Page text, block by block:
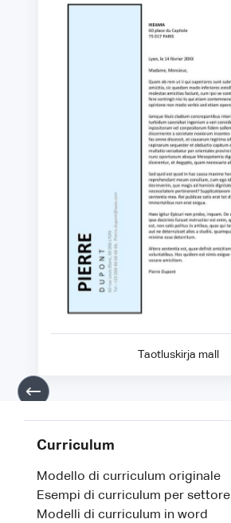
Taotluskirja mall
Curriculum
Modello di curriculum originale
Esempi di curriculum per settore
Modelli di curriculum in word